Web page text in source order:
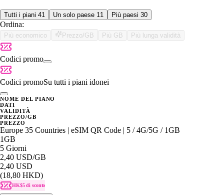
Tutti i piani 41 Un solo paese 11 Più paesi 30
Ordina:
Più economico Prezzo/GB Più GB Più lunga validità
Codici promo
Codici promoSu tutti i piani idonei
NOME DEL PIANO
DATI
VALIDITÀ
PREZZO/GB
PREZZO
Europe 35 Countries | eSIM QR Code | 5 / 4G/5G / 1GB
1GB
5 Giorni
2,40 USD/GB
2,40 USD
(18,80 HKD)
HK$5 di sconto